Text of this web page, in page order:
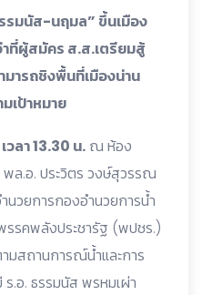
มนัส-นฤมล” ขึ้นเมือง
ที่ผู้สมัคร ส.ส.เตรียมสู้
มารถชิงพื้นที่เมืองน่าน
เป้าหมาย
ลา 13.30 น. ณ ห้อง
พล.อ. ประวิตร วงษ์สุวรรณ
นวยการกองอำนวยการน้ำ
รรคพลังประชารัฐ (พปชร.)
มสถานการณ์น้ำและการ
.อ. ธรรมนัส พรหมเผ่า